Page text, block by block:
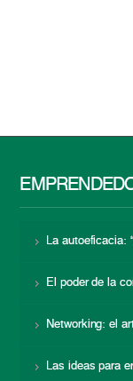
La autoeficacia:
El poder de la
Networking: el
Las ideas para